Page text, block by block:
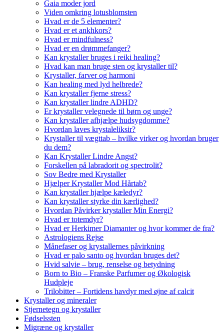
Gaia moder jord
Viden omkring lotusblomsten
Hvad er de 5 elementer?
Hvad er et ankhkors?
Hvad er mindfulness?
Hvad er en drømmefanger?
Kan krystaller bruges i reiki healing?
Hvad kan man bruge sten og krystaller til?
Krystaller, farver og harmoni
Kan healing med lyd helbrede?
Kan krystaller fjerne stress?
Kan krystaller lindre ADHD?
Er krystaller velegnede til børn og unge?
Kan krystaller afhjælpe hudsygdomme?
Hvordan laves krystaleliksir?
Krystaller til vægttab – hvilke virker og hvordan bruger
du dem?
Kan Krystaller Lindre Angst?
Forskellen på labradorit og spectrolit?
Sov Bedre med Krystaller
Hjælper Krystaller Mod Hårtab?
Kan krystaller hjælpe kæledyr?
Kan krystaller styrke din kærlighed?
Hvordan Påvirker krystaller Min Energi?
Hvad er totemdyr?
Hvad er Herkimer Diamanter og hvor kommer de fra?
Astrologiens Rejse
Månefaser og krystallernes påvirkning
Hvad er palo santo og hvordan bruges det?
Hvid salvie – brug, renselse og betydning
Born to Bio – Franske Parfumer og Økologisk
Hudpleje
Trilobitter – Fortidens havdyr med øjne af calcit
Krystaller og mineraler
Stjernetegn og krystaller
Fødselssten
Migræne og krystaller